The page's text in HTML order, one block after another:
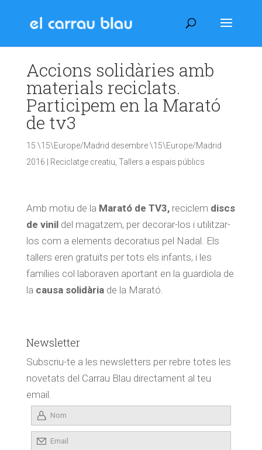
Accions solidàries amb
materials reciclats.
Participem en la Marató
de tv3
15 \15\Europe/Madrid desembre \15\Europe/Madrid
2016
Reciclatge creatiu Tallers a espais públics
Amb motiu de la Marató de TV3, reciclem discs
de vinil del magatzem, per decorar-los i utilitzar-
los com a elements decoratius pel Nadal. Els
tallers eren gratuïts per tots els infants, i les
famílies col·laboraven aportant en la guardiola de
la causa solidàriade la Marató.
Newsletter
Subscriu-te a les newsletters per rebre totes les
novetats del Carrau Blau directament al teu
email.